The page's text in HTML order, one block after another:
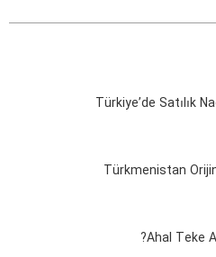
Türkiye’de Satılık
Türkmenistan
Ahal Teke